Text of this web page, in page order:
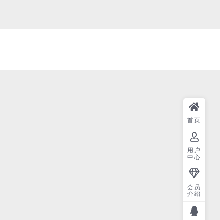
首页
用户
中心
会员
介绍